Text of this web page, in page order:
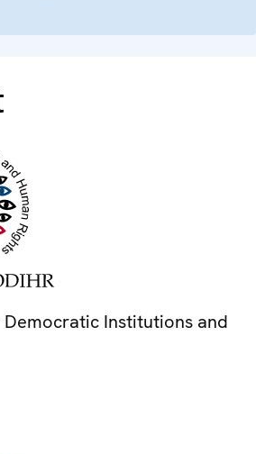
Democratic Institutions and